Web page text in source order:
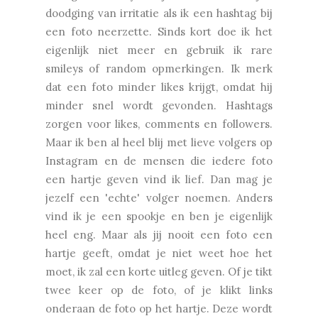
doodging van irritatie als ik een hashtag bij
een foto neerzette. Sinds kort doe ik het
eigenlijk niet meer en gebruik ik rare
smileys of random opmerkingen. Ik merk
dat een foto minder likes krijgt, omdat hij
minder snel wordt gevonden. Hashtags
zorgen voor likes, comments en followers.
Maar ik ben al heel blij met lieve volgers op
Instagram en de mensen die iedere foto
een hartje geven vind ik lief. Dan mag je
jezelf een 'echte' volger noemen. Anders
vind ik je een spookje en ben je eigenlijk
heel eng. Maar als jij nooit een foto een
hartje geeft, omdat je niet weet hoe het
moet, ik zal een korte uitleg geven. Of je tikt
twee keer op de foto, of je klikt links
onderaan de foto op het hartje. Deze wordt